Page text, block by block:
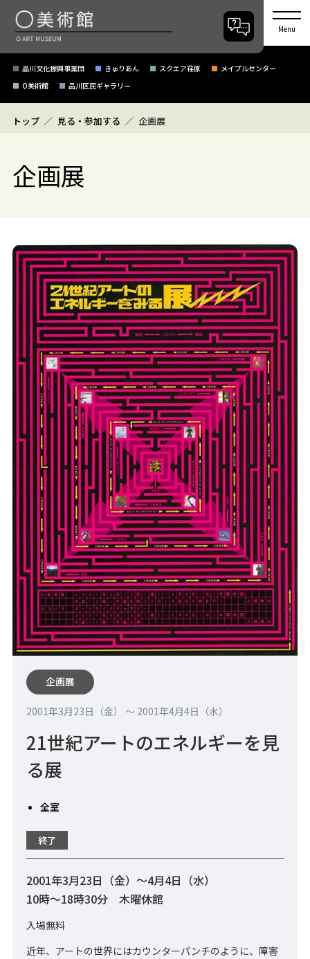
Menu
品川文化振興事業団 きゅりあん スクエア荏原
メイプルセンター
O美術館
品川区民ギャラリー
トップ 見る・参加する 企画展
企画展
企画展
2001年3月23日（金） 〜 2001年4月4日（水）
21世紀アートのエネルギーを見
る展
全室
終了
2001年3月23日（金）～4月4日（水）
10時～18時30分 木曜休館
入場無料
近年、アートの世界にはカウンターパンチのように、障害